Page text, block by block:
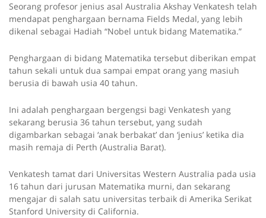
Seorang profesor jenius asal Australia Akshay Venkatesh telah
mendapat penghargaan bernama Fields Medal, yang lebih
dikenal sebagai Hadiah “Nobel untuk bidang Matematika.”
Penghargaan di bidang Matematika tersebut diberikan empat
tahun sekali untuk dua sampai empat orang yang masiuh
berusia di bawah usia 40 tahun.
Ini adalah penghargaan bergengsi bagi Venkatesh yang
sekarang berusia 36 tahun tersebut, yang sudah
digambarkan sebagai ‘anak berbakat’ dan ‘jenius’ ketika dia
masih remaja di Perth (Australia Barat).
Venkatesh tamat dari Universitas Western Australia pada usia
16 tahun dari jurusan Matematika murni, dan sekarang
mengajar di salah satu universitas terbaik di Amerika Serikat
Stanford University di California.